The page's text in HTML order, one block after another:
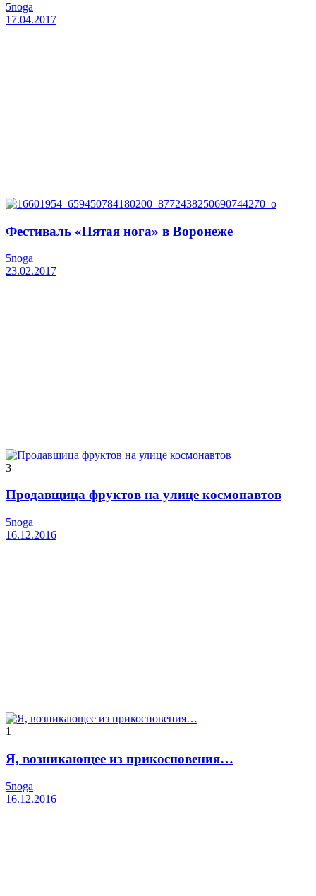
5noga
17.04.2017
Фестиваль «Пятая нога» в Воронеже
5noga
23.02.2017
3
Продавщица фруктов на улице космонавтов
5noga
16.12.2016
1
Я, возникающее из прикосновения…
5noga
16.12.2016